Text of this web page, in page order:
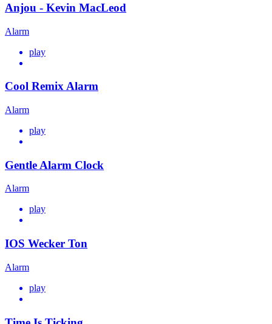
Anjou - Kevin MacLeod
Alarm
play
Cool Remix Alarm
Alarm
play
Gentle Alarm Clock
Alarm
play
IOS Wecker Ton
Alarm
play